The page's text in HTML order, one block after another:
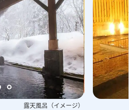
露天風呂（イメージ）